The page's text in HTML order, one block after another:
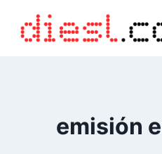
contenido
emisión